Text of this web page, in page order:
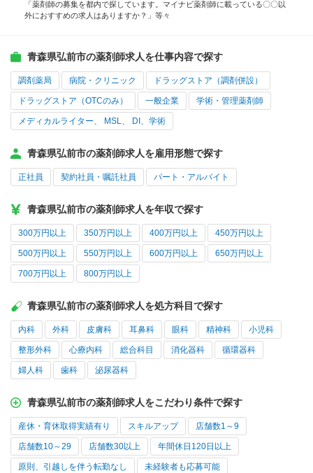
「薬剤師の募集を都内で探しています。マイナビ薬剤師に載っている〇〇以
外におすすめの求人はありますか？」等々
青森県弘前市の薬剤師求人を仕事内容で探す
調剤薬局 病院・クリニック ドラッグストア（調剤併設）
ドラッグストア（OTCのみ） 一般企業 学術・管理薬剤師
メディカルライター、 MSL、 DI、学術
青森県弘前市の薬剤師求人を雇用形態で探す
正社員 契約社員・嘱託社員 パート・アルバイト
青森県弘前市の薬剤師求人を年収で探す
300万円以上 350万円以上 400万円以上 450万円以上
500万円以上 550万円以上 600万円以上 650万円以上
700万円以上 800万円以上
青森県弘前市の薬剤師求人を処方科目で探す
内科 外科 皮膚科 耳鼻科 眼科 精神科 小児科
整形外科 心療内科 総合科目 消化器科 循環器科
婦人科 歯科 泌尿器科
青森県弘前市の薬剤師求人をこだわり条件で探す
産休・育休取得実績有り スキルアップ 店舗数1～9
店舗数10～29 店舗数30以上 年間休日120日以上
原則、引越しを伴う転勤なし 未経験者も応募可能